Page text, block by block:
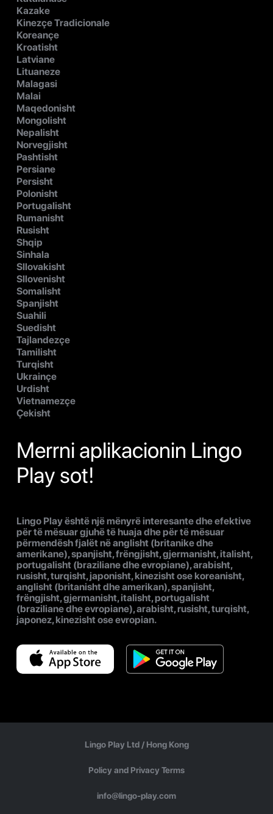
Kazake
Kinezçe Tradicionale
Koreançe
Kroatisht
Latviane
Lituaneze
Malagasi
Malai
Maqedonisht
Mongolisht
Nepalisht
Norvegjisht
Pashtisht
Persiane
Persisht
Polonisht
Portugalisht
Rumanisht
Rusisht
Shqip
Sinhala
Sllovakisht
Sllovenisht
Somalisht
Spanjisht
Suahili
Suedisht
Tajlandezçe
Tamilisht
Turqisht
Ukrainçe
Urdisht
Vietnamezçe
Çekisht
Merrni aplikacionin Lingo
Play sot!
Lingo Play është një mënyrë interesante dhe efektive
për të mësuar gjuhë të huaja dhe për të mësuar
përmendësh fjalët në anglisht (britanike dhe
amerikane), spanjisht, frëngjisht, gjermanisht, italisht,
portugalisht (braziliane dhe evropiane), arabisht,
rusisht, turqisht, japonisht, kinezisht ose koreanisht,
anglisht (britanisht dhe amerikan), spanjisht,
frëngjisht, gjermanisht, italisht, portugalisht
(braziliane dhe evropiane), arabisht, rusisht, turqisht,
japonez, kinezisht ose evropian.
Lingo Play Ltd / Hong Kong
Policy and Privacy Terms
info@lingo-play.com